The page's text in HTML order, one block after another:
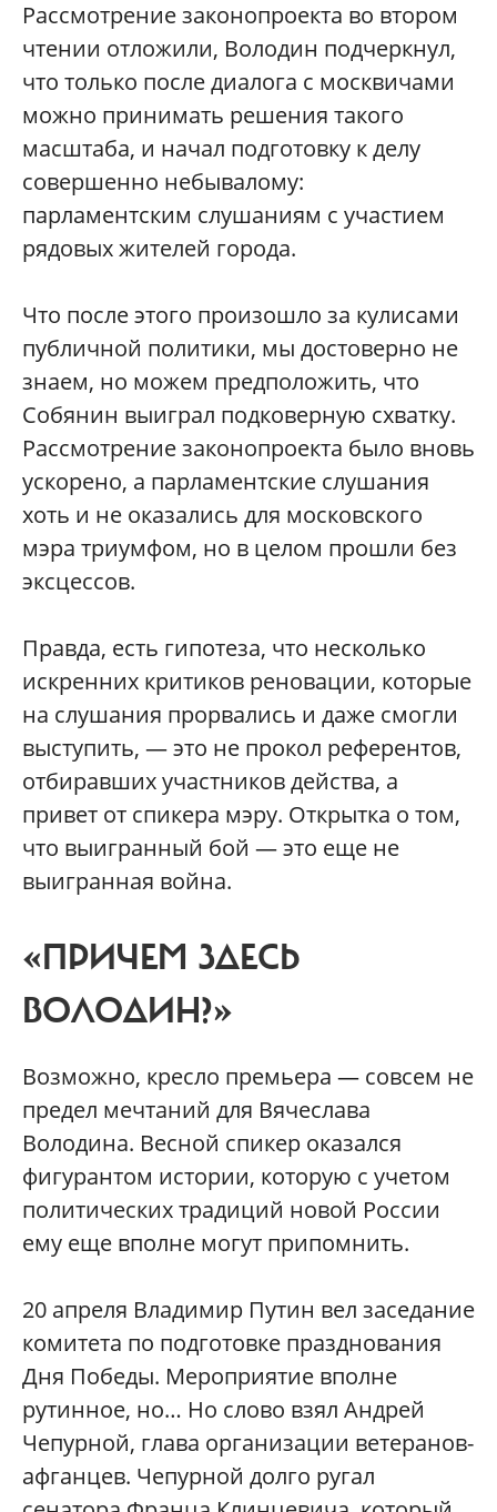
Рассмотрение законопроекта во втором
чтении отложили, Володин подчеркнул,
что только после диалога с москвичами
можно принимать решения такого
масштаба, и начал подготовку к делу
совершенно небывалому:
парламентским слушаниям с участием
рядовых жителей города.
Что после этого произошло за кулисами
публичной политики, мы достоверно не
знаем, но можем предположить, что
Собянин выиграл подковерную схватку.
Рассмотрение законопроекта было вновь
ускорено, а парламентские слушания
хоть и не оказались для московского
мэра триумфом, но в целом прошли без
эксцессов.
Правда, есть гипотеза, что несколько
искренних критиков реновации, которые
на слушания прорвались и даже смогли
выступить, — это не прокол референтов,
отбиравших участников действа, а
привет от спикера мэру. Открытка о том,
что выигранный бой — это еще не
выигранная война.
«ПРИЧЕМ ЗДЕСЬ
ВОЛОДИН?»
Возможно, кресло премьера — совсем не
предел мечтаний для Вячеслава
Володина. Весной спикер оказался
фигурантом истории, которую с учетом
политических традиций новой России
ему еще вполне могут припомнить.
20 апреля Владимир Путин вел заседание
комитета по подготовке празднования
Дня Победы. Мероприятие вполне
рутинное, но… Но слово взял Андрей
Чепурной, глава организации ветеранов-
афганцев. Чепурной долго ругал